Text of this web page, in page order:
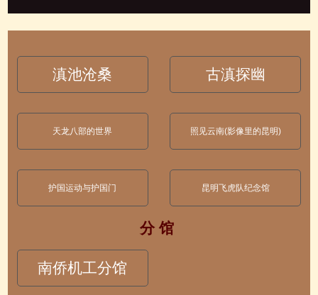
滇池沧桑 古滇探幽
天龙八部的世界 照见云南(影像里的昆明)
护国运动与护国门 昆明飞虎队纪念馆
分 馆
南侨机工分馆